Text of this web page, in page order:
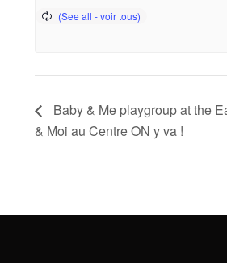
Baby & Me playgroup at the
& Moi au Centre ON y va !